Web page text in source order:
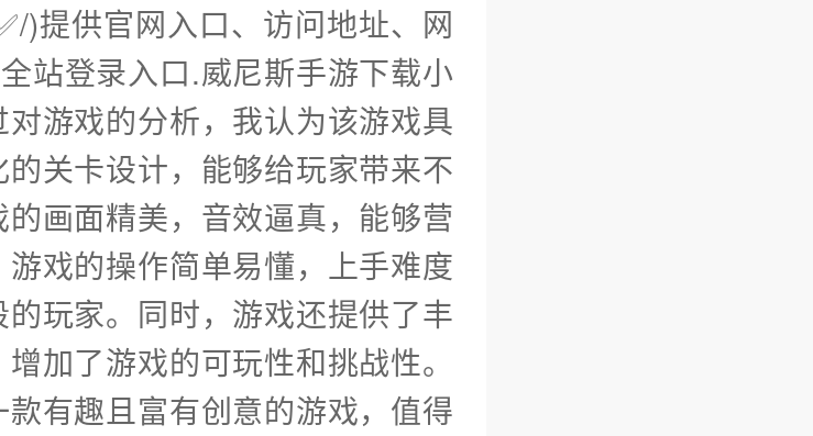
)提供官网入口、访问地址、网
站登录入口.威尼斯手游下载小
游戏的分析，我认为该游戏具
关卡设计，能够给玩家带来不
画面精美，音效逼真，能够营
戏的操作简单易懂，上手难度
玩家。同时，游戏还提供了丰
加了游戏的可玩性和挑战性。
有趣且富有创意的游戏，值得